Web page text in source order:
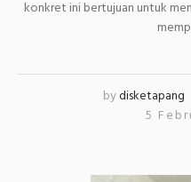
konkret ini bertujuan untuk
bydisketapang
5